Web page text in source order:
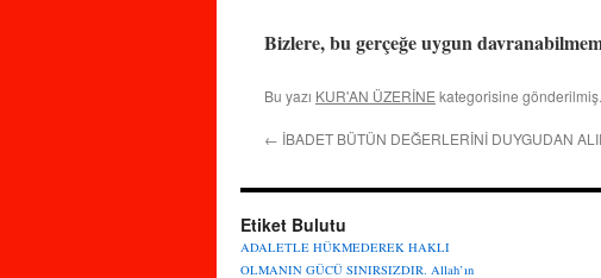
Bizlere, bu gerçeğe uygun
Bu yazı KUR'AN ÜZERİNE kategorisine gönderilmiş.
← İBADET BÜTÜN DEĞERLERİNİ DUYGUDAN
Etiket Bulutu
ADALETLE HÜKMEDEREK HAKLI
OLMANIN GÜCÜ SINIRSIZDIR. Allah’ın